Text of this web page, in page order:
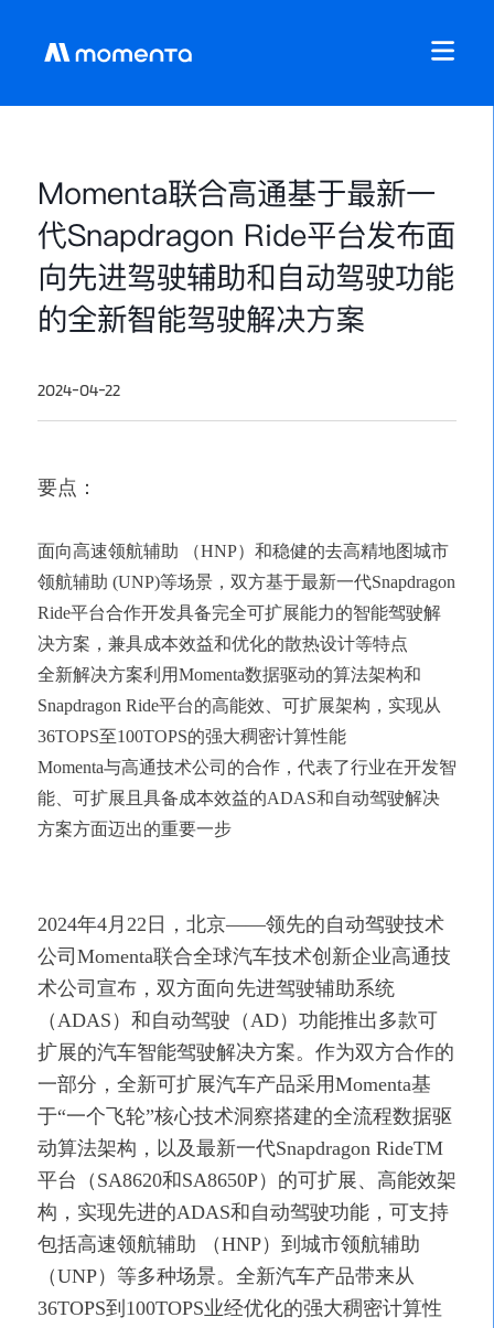
Momenta联合高通基于最新一
代Snapdragon Ride平台发布面
向先进驾驶辅助和自动驾驶功能
的全新智能驾驶解决方案
2024-04-22
要点：
面向高速领航辅助 （HNP）和稳健的去高精地图城市
领航辅助 (UNP)等场景，双方基于最新一代Snapdragon
Ride平台合作开发具备完全可扩展能力的智能驾驶解
决方案，兼具成本效益和优化的散热设计等特点
全新解决方案利用Momenta数据驱动的算法架构和
Snapdragon Ride平台的高能效、可扩展架构，实现从
36TOPS至100TOPS的强大稠密计算性能
Momenta与高通技术公司的合作，代表了行业在开发智
能、可扩展且具备成本效益的ADAS和自动驾驶解决
方案方面迈出的重要一步
2024年4月22日，北京——领先的自动驾驶技术
公司Momenta联合全球汽车技术创新企业高通技
术公司宣布，双方面向先进驾驶辅助系统
（ADAS）和自动驾驶（AD）功能推出多款可
扩展的汽车智能驾驶解决方案。作为双方合作的
一部分，全新可扩展汽车产品采用Momenta基
于“一个飞轮”核心技术洞察搭建的全流程数据驱
动算法架构，以及最新一代Snapdragon RideTM
平台（SA8620和SA8650P）的可扩展、高能效架
构，实现先进的ADAS和自动驾驶功能，可支持
包括高速领航辅助 （HNP） 到 城市领航辅助
（UNP） 等多种场景。全新汽车产品带来从
36TOPS到 100TOPS业经优化的强大稠密计算性